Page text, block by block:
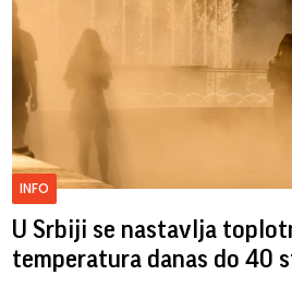
INFO
U Srbiji se nastavlja
temperatura danas do 40